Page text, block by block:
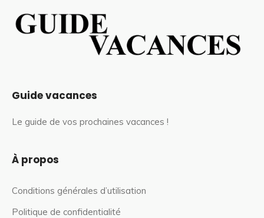
Guide vacances
Le guide de vos prochaines vacances !
À propos
Conditions générales d’utilisation
Politique de confidentialité